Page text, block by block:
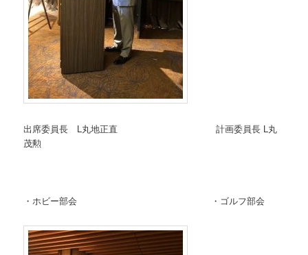
出席委員長 L丸地正直 計画委員長 L丸
茂勲
・ホビー部会 ・ゴルフ部会